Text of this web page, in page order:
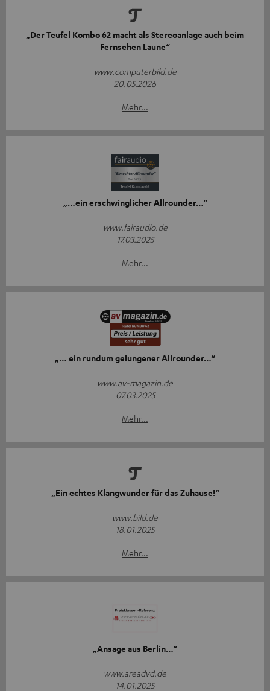
„Der Teufel Kombo 62 macht als Stereoanlage auch beim
Fernsehen Laune“
www.computerbild.de
20.05.2026
Mehr...
„…ein erschwinglicher Allrounder…“
www.fairaudio.de
17.03.2025
Mehr...
„… ein rundum gelungener Allrounder…“
www.av-magazin.de
07.03.2025
Mehr...
„Ein echtes Klangwunder für das Zuhause!“
www.bild.de
18.01.2025
Mehr...
„Ansage aus Berlin…“
www.areadvd.de
14.01.2025